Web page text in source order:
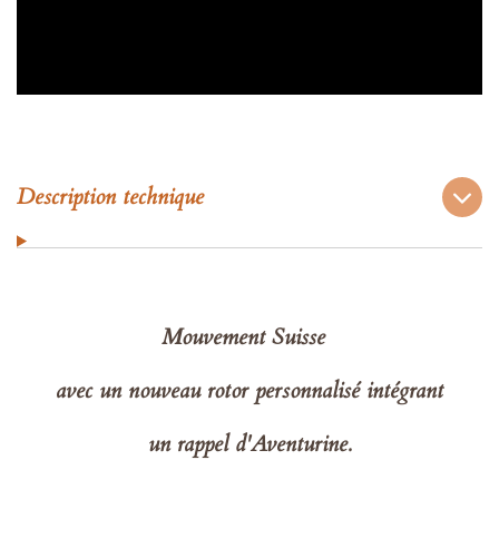
Description technique
Mouvement Suisse
avec un nouveau rotor personnalisé intégrant
un rappel d'Aventurine.